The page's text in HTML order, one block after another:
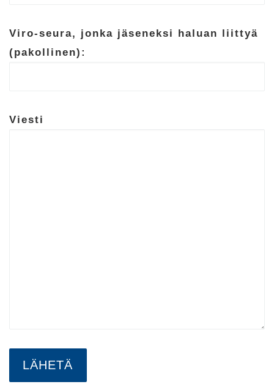
Viro-seura, jonka jäseneksi haluan liittyä
(pakollinen):
Viesti